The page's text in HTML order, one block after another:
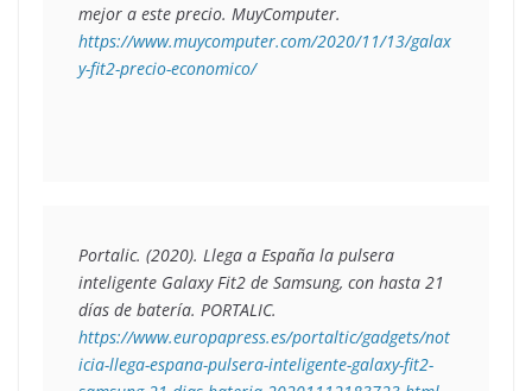
mejor a este precio
https://www.muycomputer.com/2020/11/13/galax
y-fit2-precio-economico/
Portalic. (2020). Llega a España la pulsera
inteligente Galaxy Fit2 de Samsung, con hasta 21
días de batería
https://www.europapress.es/portaltic/gadgets/not
icia-llega-espana-pulsera-inteligente-galaxy-fit2-